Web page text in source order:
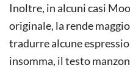
Inoltre, in alcuni casi
originale, la rende
tradurre alcune
insomma, il testo